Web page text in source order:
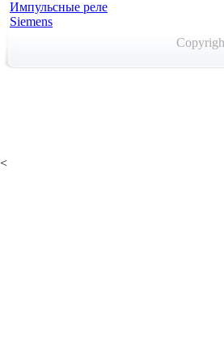
Импульсные реле
Siemens
<